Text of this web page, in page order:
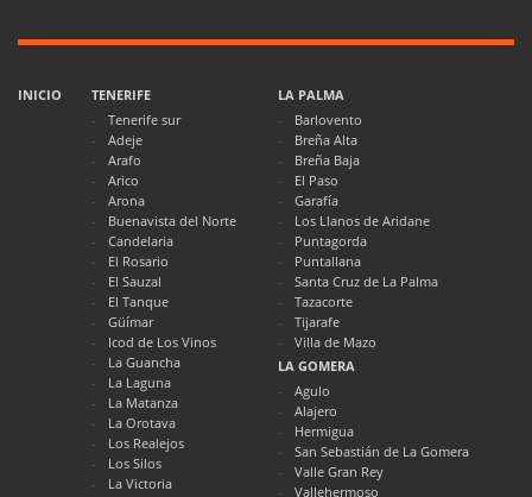
INICIO
TENERIFE
Tenerife sur
Adeje
Arafo
Arico
Arona
Buenavista del Norte
Candelaria
El Rosario
El Sauzal
El Tanque
Güímar
Icod de Los Vinos
La Guancha
La Laguna
La Matanza
La Orotava
Los Realejos
Los Silos
La Victoria
LA PALMA
Barlovento
Breña Alta
Breña Baja
El Paso
Garafía
Los Llanos de Aridane
Puntagorda
Puntallana
Santa Cruz de La Palma
Tazacorte
Tijarafe
Villa de Mazo
LA GOMERA
Agulo
Alajero
Hermigua
San Sebastián de La Gomera
Valle Gran Rey
Vallehermoso